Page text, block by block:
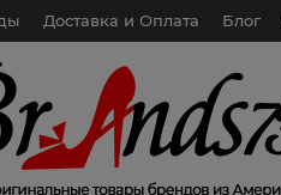
Доставка и Оплата Блог